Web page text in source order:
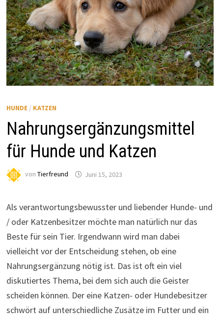
HUNDE/ KATZEN
Nahrungsergänzungsmittel
für Hunde und Katzen
von Tierfreund Juni 15, 2023
Als verantwortungsbewusster und liebender Hunde- und
/ oder Katzenbesitzer möchte man natürlich nur das
Beste für sein Tier. Irgendwann wird man dabei
vielleicht vor der Entscheidung stehen, ob eine
Nahrungsergänzung nötig ist. Das ist oft ein viel
diskutiertes Thema, bei dem sich auch die Geister
scheiden können. Der eine Katzen- oder Hundebesitzer
schwört auf unterschiedliche Zusätze im Futter und ein